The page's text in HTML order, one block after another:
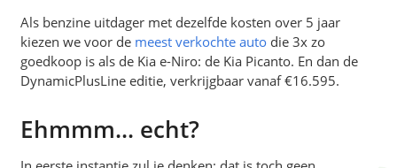
Als benzine uitdager met dezelfde kosten over 5 jaar
kiezen we voor de meest verkochte autodie 3x zo
goedkoop is als de Kia e-Niro: de Kia Picanto. En dan de
DynamicPlusLine editie, verkrijgbaar vanaf €16.595.
Ehmmm... echt?